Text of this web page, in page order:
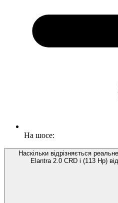
На шосе:
Наскільки відрізняється
Elantra 2.0 CRD i (113 Hp)